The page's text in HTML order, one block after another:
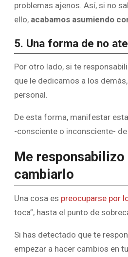
problemas ajenos. Así, si no
ello, acabamos asumiendo
5. Una forma de no
Por otro lado, si te
que le dedicamos a los
personal.
De esta forma, manifestar
-consciente o inconsciente-
Me
cambiarlo
Una cosa es preocuparse por
toca”, hasta el punto de
Si has detectado que te
empezar a hacer cambios en